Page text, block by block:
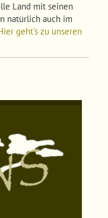
Land mit seinen
natürlich auch im
geht's zu unseren